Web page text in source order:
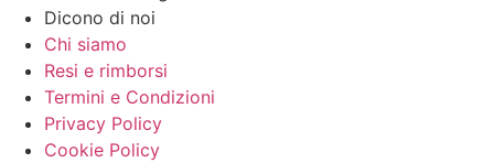
Dicono di noi
Chi siamo
Resi e rimborsi
Termini e Condizioni
Privacy Policy
Cookie Policy